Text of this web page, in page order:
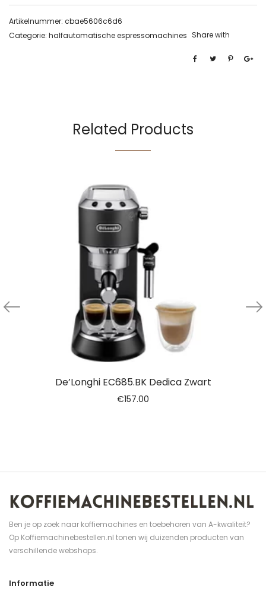
Artikelnummer: cbae5606c6d6
Categorie: halfautomatische espressomachines Share with
Related Products
De’Longhi EC685.BK Dedica Zwart
€157.00
Ben je op zoek naar koffiemachines en toebehoren van A-kwaliteit?
Op Koffiemachinebestellen.nl tonen wij duizenden producten van
verschillende webshops.
Informatie